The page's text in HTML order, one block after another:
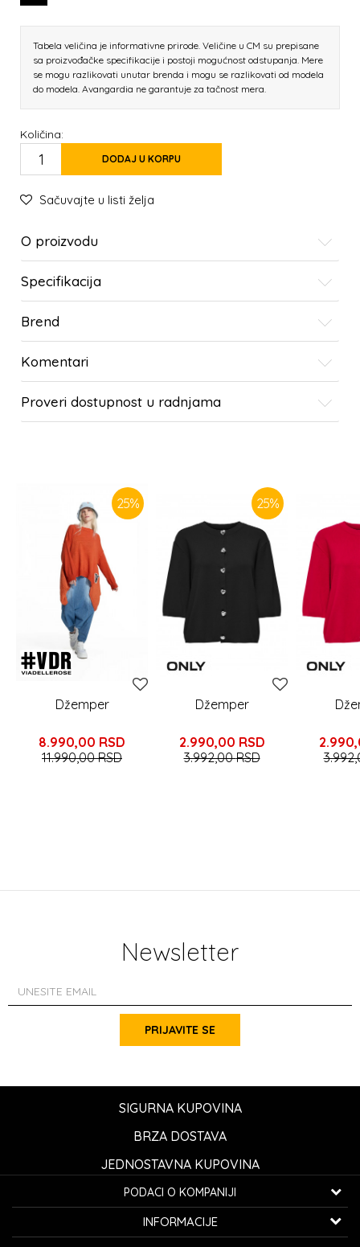
Tabela veličina je informativne prirode. Veličine u CM su prepisane
sa proizvođačke specifikacije i postoji mogućnost odstupanja. Mere
se mogu razlikovati unutar brenda i mogu se razlikovati od modela
do modela. Avangardia ne garantuje za tačnost mera.
Količina:
DODAJ U KORPU
Sačuvajte u listi želja
O proizvodu
Specifikacija
Brend
Komentari
Proveri dostupnost u radnjama
25%
Džemper
8.990,00 RSD
11.990,00RSD
25%
Džemper
2.990,00 RSD
3.992,00RSD
Newsletter
PRIJAVITE SE
SIGURNA KUPOVINA
BRZA DOSTAVA
JEDNOSTAVNA KUPOVINA
PODACI O KOMPANIJI
K...G... Fashion d.o.o.
INFORMACIJE